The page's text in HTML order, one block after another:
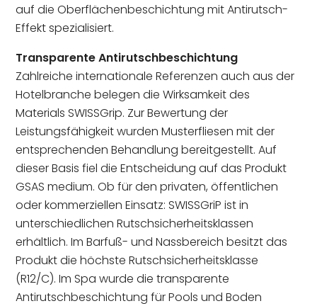
auf die Oberflächenbeschichtung mit Antirutsch-
Effekt spezialisiert.
Transparente Antirutschbeschichtung
Zahlreiche internationale Referenzen auch aus der
Hotelbranche belegen die Wirksamkeit des
Materials SWISSGrip. Zur Bewertung der
Leistungsfähigkeit wurden Musterfliesen mit der
entsprechenden Behandlung bereitgestellt. Auf
dieser Basis fiel die Entscheidung auf das Produkt
GSAS medium. Ob für den privaten, öffentlichen
oder kommerziellen Einsatz: SWISSGriP ist in
unterschiedlichen Rutschsicherheitsklassen
erhältlich. Im Barfuß- und Nassbereich besitzt das
Produkt die höchste Rutschsicherheitsklasse
(R12/C). Im Spa wurde die transparente
Antirutschbeschichtung für Pools und Boden